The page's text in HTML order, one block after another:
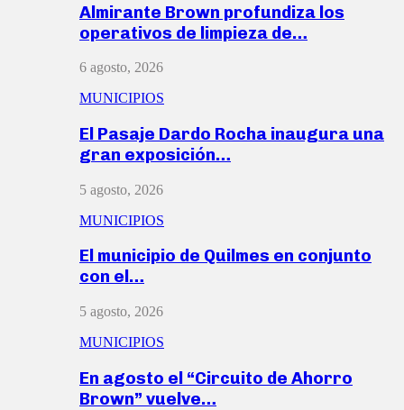
Almirante Brown profundiza los
operativos de limpieza de…
6 agosto, 2026
MUNICIPIOS
El Pasaje Dardo Rocha inaugura una
gran exposición…
5 agosto, 2026
MUNICIPIOS
El municipio de Quilmes en conjunto
con el…
5 agosto, 2026
MUNICIPIOS
En agosto el “Circuito de Ahorro
Brown” vuelve…